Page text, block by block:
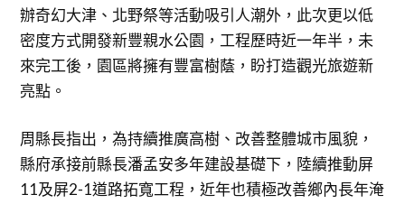
辦奇幻大津、北野祭等活動吸引人潮外，此次更以低
密度方式開發新豐親水公園，工程歷時近一年半，未
來完工後，園區將擁有豐富樹蔭，盼打造觀光旅遊新
亮點。
周縣長指出，為持續推廣高樹、改善整體城市風貌，
縣府承接前縣長潘孟安多年建設基礎下，陸續推動屏
11及屏2-1道路拓寬工程，近年也積極改善鄉內長年淹